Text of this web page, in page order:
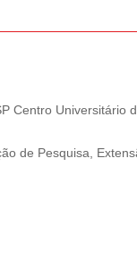
Centro
de Pesquisa,